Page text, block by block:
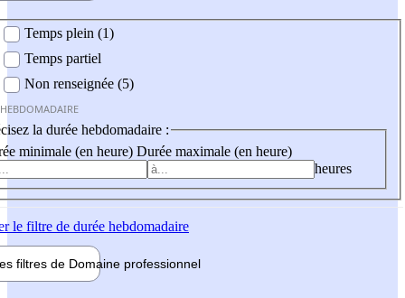
Temps plein (1)
Temps partiel
Non renseignée (5)
la durée hebdomadaire :
minimale (en heure) Durée maximale (en heure)
heures
le filtre de durée hebdomadaire
filtres de Domaine professionnel